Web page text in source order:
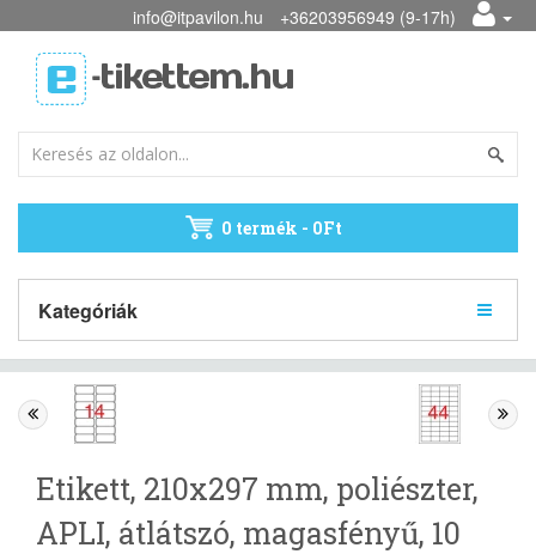
info@itpavilon.hu +36203956949 (9-17h)
0 termék - 0Ft
Kategóriák
Etikett, 210x297 mm, poliészter,
APLI, átlátszó, magasfényű, 10